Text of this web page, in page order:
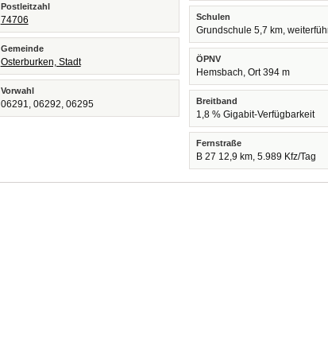
Postleitzahl
74706
Gemeinde
Osterburken, Stadt
Vorwahl
06291, 06292, 06295
Schulen
Grundschule 5,7 km,
ÖPNV
Hemsbach, Ort 394 m
Breitband
1,8 % Gigabit-Verfügbarkeit
Fernstraße
B 27 12,9 km, 5.989 Kfz/Tag